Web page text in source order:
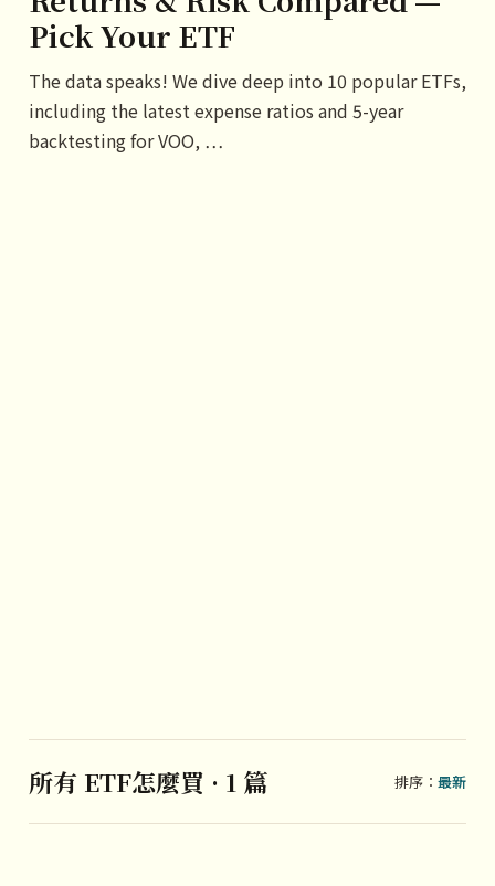
Pick Your ETF
The data speaks! We dive deep into 10 popular ETFs,
including the latest expense ratios and 5-year
backtesting for VOO, …
所有 ETF怎麼買 · 1 篇 排序：最新